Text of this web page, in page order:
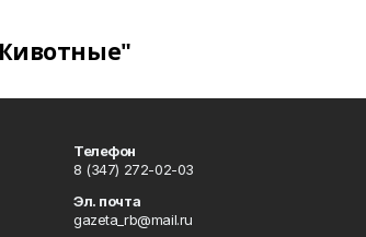
Телефон
8 (347) 272-02-03
Эл. почта
gazeta_rb@mail.ru